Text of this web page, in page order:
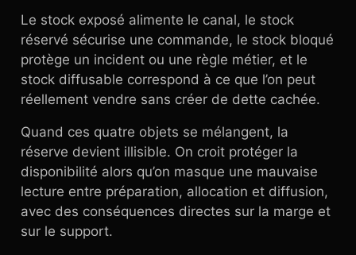
Le stock exposé alimente le canal, le stock
réservé sécurise une commande, le stock bloqué
protège un incident ou une règle métier, et le
stock diffusable correspond à ce que l’on peut
réellement vendre sans créer de dette cachée.
Quand ces quatre objets se mélangent, la
réserve devient illisible. On croit protéger la
disponibilité alors qu’on masque une mauvaise
lecture entre préparation, allocation et diffusion,
avec des conséquences directes sur la marge et
sur le support.